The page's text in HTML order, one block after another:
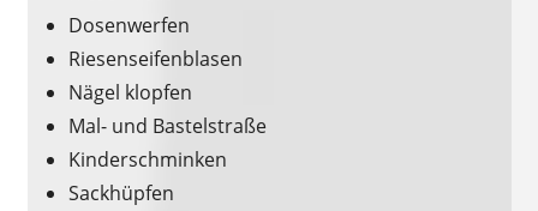
Dosenwerfen
Riesenseifenblasen
Nägel klopfen
Mal- und Bastelstraße
Kinderschminken
Sackhüpfen